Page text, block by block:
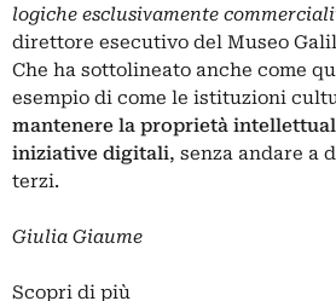
logiche esclusivamente commerciali
direttore esecutivo del Museo
Che ha sottolineato anche come
esempio di come le istituzioni
mantenere la proprietà
iniziative digitali, senza andare a
terzi.
Giulia Giaume
Scopri di più